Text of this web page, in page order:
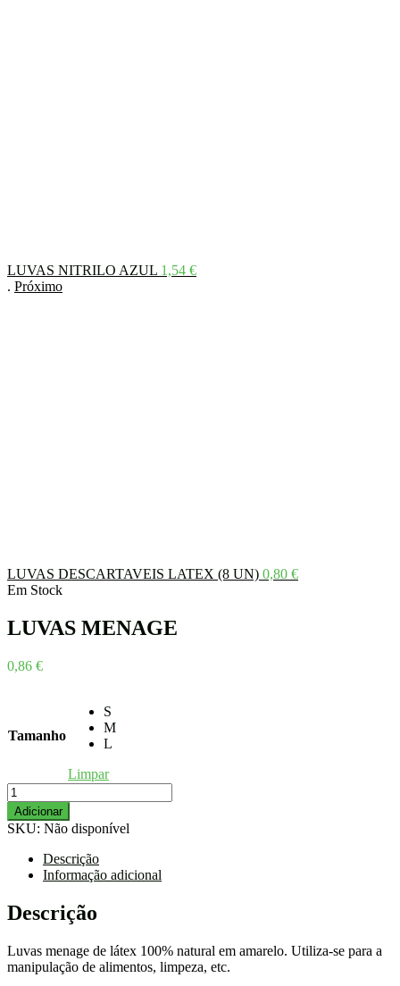
LUVAS NITRILO AZUL 1,54 €
. Próximo
LUVAS DESCARTAVEIS LATEX (8 UN) 0,80 €
Em Stock
LUVAS MENAGE
0,86 €
Tamanho
S
M
L
Limpar
Quantidade
de
LUVAS
MENAGE
Adicionar
SKU: Não disponível
Descrição
Informação adicional
Descrição
Luvas menage de látex 100% natural em amarelo. Utiliza-se para a
manipulação de alimentos, limpeza, etc.